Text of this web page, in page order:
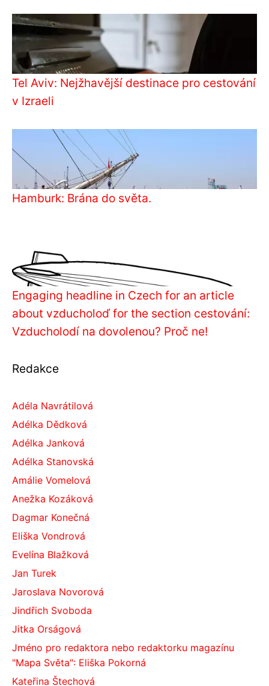
Tel Aviv: Nejžhavější destinace pro cestování
v Izraeli
Hamburk: Brána do světa.
Engaging headline in Czech for an article
about vzducholoď for the section cestování:
Vzducholodí na dovolenou? Proč ne!
Redakce
Adéla Navrátilová
Adélka Dědková
Adélka Janková
Adélka Stanovská
Amálie Vomelová
Anežka Kozáková
Dagmar Konečná
Eliška Vondrová
Evelína Blažková
Jan Turek
Jaroslava Novorová
Jindřich Svoboda
Jitka Orságová
Jméno pro redaktora nebo redaktorku magazínu
"Mapa Světa": Eliška Pokorná
Kateřina Štechová